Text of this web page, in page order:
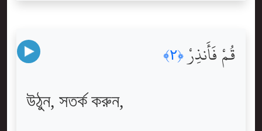
قُمْ فَأَنذِرْ ﴿٢﴾
উঠুন, সতর্ক করুন,